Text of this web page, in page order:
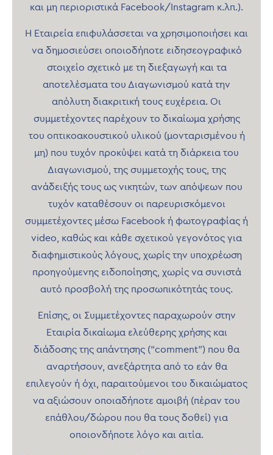
και μη περιοριστικά Facebook/Instagram κ.λπ.).
Η Εταιρεία επιφυλάσσεται να χρησιμοποιήσει και
να δημοσιεύσει οποιοδήποτε ειδησεογραφικό
στοιχείο σχετικό με τη διεξαγωγή και τα
αποτελέσματα του Διαγωνισμού κατά την
απόλυτη διακριτική τους ευχέρεια. Οι
συμμετέχοντες παρέχουν το δικαίωμα χρήσης
του οπτικοακουστικού υλικού (μονταρισμένου ή
μη) που τυχόν προκύψει κατά τη διάρκεια του
Διαγωνισμού, της συμμετοχής τους, της
ανάδειξής τους ως νικητών, των απόψεων που
τυχόν καταθέσουν οι παρευρισκόμενοι
συμμετέχοντες μέσω Facebook ή φωτογραφίας ή
video, καθώς και κάθε σχετικού γεγονότος για
διαφημιστικούς λόγους, χωρίς την υποχρέωση
προηγούμενης ειδοποίησης, χωρίς να συνιστά
αυτό προσβολή της προσωπικότητάς τους.
Επίσης, οι Συμμετέχοντες παραχωρούν στην
Εταιρία δικαίωμα ελεύθερης χρήσης και
διάδοσης της απάντησης (“comment”) που θα
αναρτήσουν, ανεξάρτητα από το εάν θα
επιλεγούν ή όχι, παραιτούμενοι του δικαιώματος
να αξιώσουν οποιαδήποτε αμοιβή (πέραν του
επάθλου/δώρου που θα τους δοθεί) για
οποιονδήποτε λόγο και αιτία.